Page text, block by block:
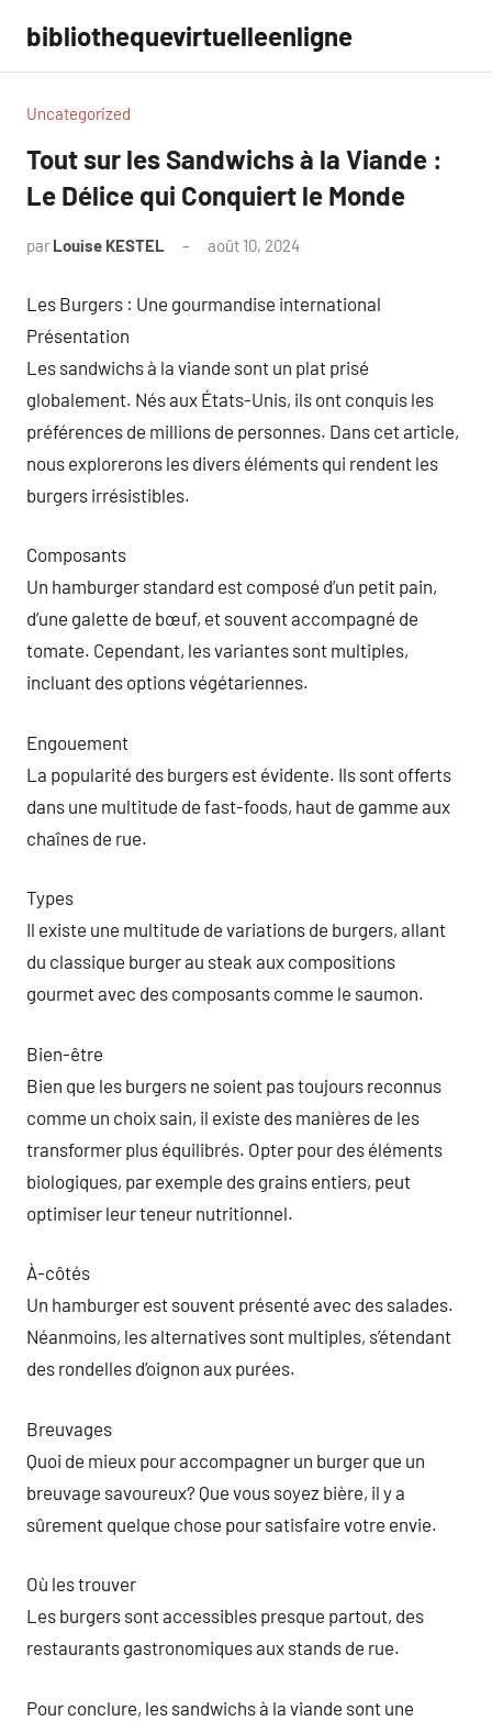
contenu
bibliothequevirtuelleenligne
Uncategorized
Tout sur les Sandwichs à la Viande :
Le Délice qui Conquiert le Monde
par Louise KESTEL août 10, 2024
Les Burgers : Une gourmandise international
Présentation
Les sandwichs à la viande sont un plat prisé
globalement. Nés aux États-Unis, ils ont conquis les
préférences de millions de personnes. Dans cet article,
nous explorerons les divers éléments qui rendent les
burgers irrésistibles.
Composants
Un hamburger standard est composé d’un petit pain,
d’une galette de bœuf, et souvent accompagné de
tomate. Cependant, les variantes sont multiples,
incluant des options végétariennes.
Engouement
La popularité des burgers est évidente. Ils sont offerts
dans une multitude de fast-foods, haut de gamme aux
chaînes de rue.
Types
Il existe une multitude de variations de burgers, allant
du classique burger au steak aux compositions
gourmet avec des composants comme le saumon.
Bien-être
Bien que les burgers ne soient pas toujours reconnus
comme un choix sain, il existe des manières de les
transformer plus équilibrés. Opter pour des éléments
biologiques, par exemple des grains entiers, peut
optimiser leur teneur nutritionnel.
À-côtés
Un hamburger est souvent présenté avec des salades.
Néanmoins, les alternatives sont multiples, s’étendant
des rondelles d’oignon aux purées.
Breuvages
Quoi de mieux pour accompagner un burger que un
breuvage savoureux? Que vous soyez bière, il y a
sûrement quelque chose pour satisfaire votre envie.
Où les trouver
Les burgers sont accessibles presque partout, des
restaurants gastronomiques aux stands de rue.
Pour conclure, les sandwichs à la viande sont une